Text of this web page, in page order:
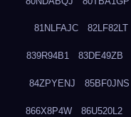
81NLFAJC 82LF82LT
839R94B1 83DE49ZB
84ZPYENJ 85BF0JNS
866X8P4W 86U520L2